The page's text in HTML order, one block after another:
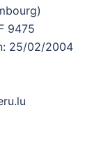
9475
25/02/2004